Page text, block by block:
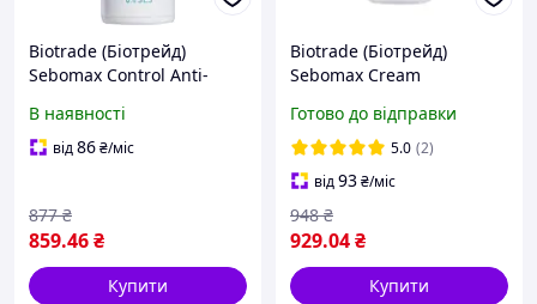
Biotrade (Біотрейд)
Sebomax Control Anti-
шампунь проти лупи, 200
мл
В наявності
від86₴/міс
859.46₴
877 ₴
Купити
Biotrade (Біотрейд)
Sebomax Cream
обличчя при
себорейному дерматиті,
30 мл
Готово до відправки
5.0 (2)
від93₴/міс
929.04₴
948 ₴
Купити